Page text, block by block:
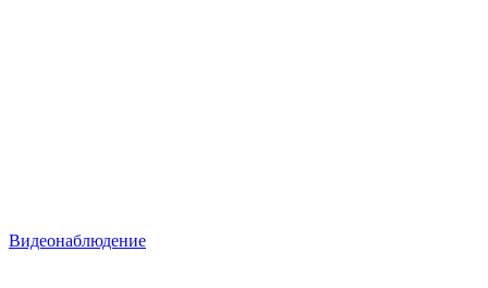
Видеонаблюдение